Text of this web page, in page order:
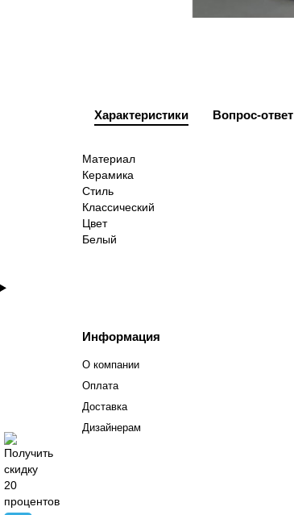
Характеристики Вопрос-ответ
Материал
Керамика
Стиль
Классический
Цвет
Белый
Информация
О компании
Оплата
Доставка
Дизайнерам